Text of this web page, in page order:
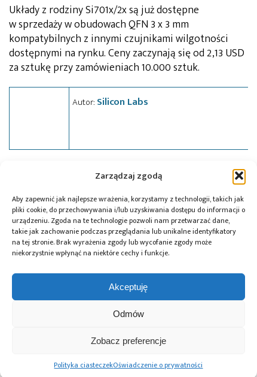
Zarządzaj zgodą
Aby zapewnić jak najlepsze wrażenia, korzystamy z technologii, takich jak
pliki cookie, do przechowywania i/lub uzyskiwania dostępu do informacji o
urządzeniu. Zgoda na te technologie pozwoli nam przetwarzać dane,
takie jak zachowanie podczas przeglądania lub unikalne identyfikatory
na tej stronie. Brak wyrażenia zgody lub wycofanie zgody może
niekorzystnie wpłynąć na niektóre cechy i funkcje.
Akceptuję
Odmów
Zobacz preferencje
Polityka ciasteczekOświadczenie o prywatności
Układy z rodziny Si701x/2x są już dostępne
w sprzedaży w obudowach QFN 3 x 3 mm
kompatybilnych z innymi czujnikami wilgotności
dostępnymi na rynku. Ceny zaczynają się od 2,13 USD
za sztukę przy zamówieniach 10.000 sztuk.
Autor: Silicon Labs
czujnik temperatury,news,podzespoły Silicon
Przeczytaj również:
Global Electronics
opublikowało
dotyczącą
architekturę
PCIe® Gen 6 dla AI